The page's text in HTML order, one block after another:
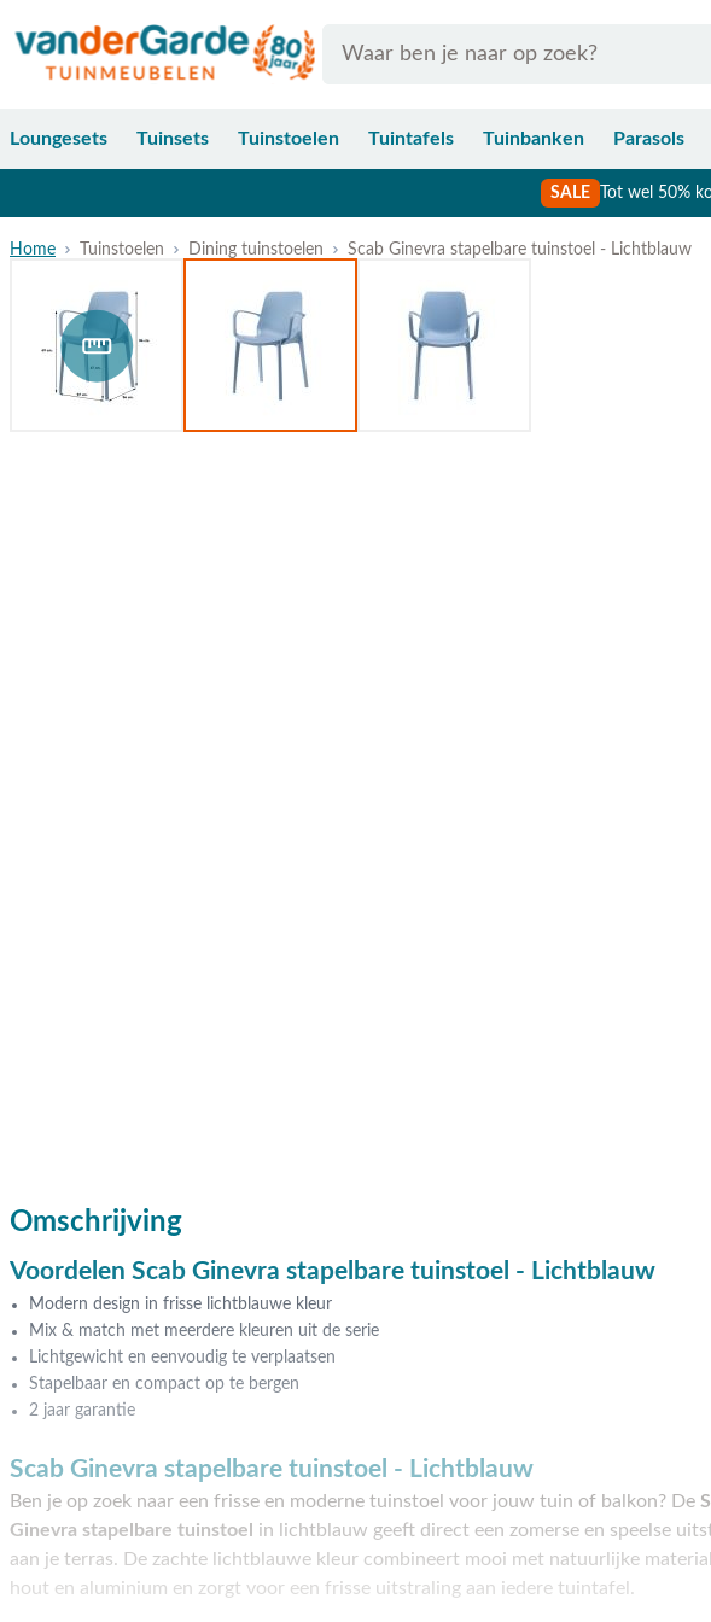
Loungesets Tuinsets Tuinstoelen Tuintafels Tuinbanken Parasols
SALE Tot wel 50%
Home Tuinstoelen Dining tuinstoelen Scab Ginevra stapelbare tuinstoel - Lichtblauw
Omschrijving
Voordelen Scab Ginevra stapelbare tuinstoel - Lichtblauw
Modern design in frisse lichtblauwe kleur
Mix & match met meerdere kleuren uit de serie
Lichtgewicht en eenvoudig te verplaatsen
Stapelbaar en compact op te bergen
2 jaar garantie
Scab Ginevra stapelbare tuinstoel - Lichtblauw
Ben je op zoek naar een frisse en moderne tuinstoel voor jouw tuin of balkon? De
Ginevra stapelbare tuinstoel
in lichtblauw geeft direct een zomerse en speelse
aan je terras. De zachte lichtblauwe kleur combineert mooi met natuurlijke
hout en aluminium en zorgt voor een frisse uitstraling aan iedere tuintafel.